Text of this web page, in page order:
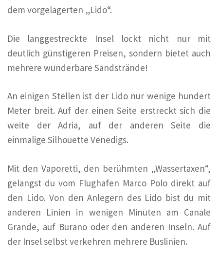
dem vorgelagerten „Lido“.
Die langgestreckte Insel lockt nicht nur mit
deutlich günstigeren Preisen, sondern bietet auch
mehrere wunderbare Sandstrände!
An einigen Stellen ist der Lido nur wenige hundert
Meter breit. Auf der einen Seite erstreckt sich die
weite der Adria, auf der anderen Seite die
einmalige Silhouette Venedigs.
Mit den Vaporetti, den berühmten „Wassertaxen“,
gelangst du vom Flughafen Marco Polo direkt auf
den Lido. Von den Anlegern des Lido bist du mit
anderen Linien in wenigen Minuten am Canale
Grande, auf Burano oder den anderen Inseln. Auf
der Insel selbst verkehren mehrere Buslinien.